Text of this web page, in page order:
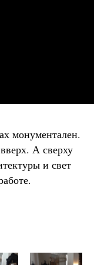
монументален.
А сверху
и свет